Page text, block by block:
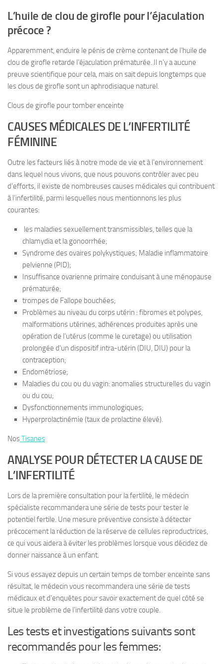
L’huile de clou de girofle pour l’éjaculation
précoce ?
Apparemment, enduire le pénis de crème contenant de l’huile de
clou de girofle retarde l’éjaculation prématurée. Il n’y a aucune
preuve scientifique pour cela, mais on sait depuis longtemps que
les clous de girofle sont un aphrodisiaque naturel.
Clous de girofle pour tomber enceinte
CAUSES MÉDICALES DE L’INFERTILITÉ
FÉMININE
Outre les facteurs liés à notre mode de vie et à l’environnement
dans lequel nous vivons, que nous pouvons contrôler avec peu
d’efforts, il existe de nombreuses causes médicales qui contribuent
à l’infertilité, parmi lesquelles nous mentionnons les plus
courantes:
les maladies sexuellement transmissibles, telles que la
chlamydia et la gonoorrhée;
Syndrome des ovaires polykystiques; Maladie inflammatoire
pelvienne (PID);
Insuffisance ovarienne primaire conduisant à une ménopause
prématurée;
trompes de Fallope bouchées;
Problèmes au niveau du corps utérin : fibromes et polypes,
malformations utérines, adhérences produites après une
opération de l’utérus (comme le curetage) ou utilisation
prolongée d’un dispositif intra-utérin (DIU, DIU) pour la
contraception;
Endométriose;
Maladies du cou ou du vagin: anomalies structurelles du vagin
ou du cou;
Dysfonctionnements immunologiques;
Hyperprolactinémie (taux de prolactine élevé).
NosTisanes
ANALYSE POUR DÉTECTER LA CAUSE DE
L’INFERTILITÉ
Lors de la première consultation pour la fertilité, le médecin
spécialiste recommandera une série de tests pour tester le
potentiel fertile. Une mesure préventive consiste à détecter
précocement la réduction de la réserve de cellules reproductrices,
ce qui vous aidera à éviter les problèmes lorsque vous décidez de
donner naissance à un enfant.
Si vous essayez depuis un certain temps de tomber enceinte sans
résultat, le médecin vous recommandera une série de tests
médicaux et d’enquêtes pour savoir exactement de quel côté se
situe le problème de l’infertilité dans votre couple.
Les tests et investigations suivants sont
recommandés pour les femmes: